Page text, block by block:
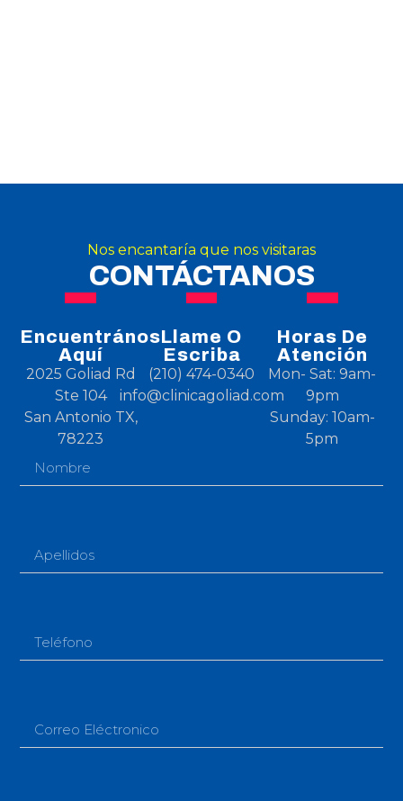
Nos encantaría que nos visitaras
CONTÁCTANOS
Encuentrános
Aquí
2025 Goliad Rd
Ste 104
San Antonio TX,
78223
Llame O
Escriba
(210) 474-0340
info@clinicagoliad.com
Horas De
Atención
Mon- Sat: 9am-
9pm
Sunday: 10am-
5pm